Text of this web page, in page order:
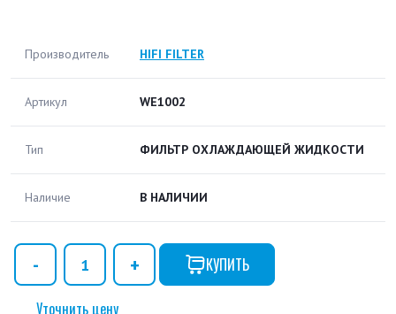
Производитель HIFI FILTER
Артикул WE1002
Тип ФИЛЬТР ОХЛАЖДАЮЩЕЙ ЖИДКОСТИ
Наличие В НАЛИЧИИ
КУПИТЬ
Уточнить цену